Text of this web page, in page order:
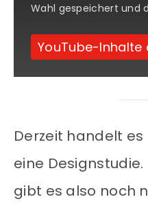
Wahl gespeichert und
YouTube-Inhalte
Derzeit handelt
eine
gibt es also noch